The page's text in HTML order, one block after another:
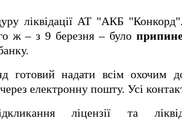
ліквідації АТ "АКБ
ж – з 9 березня – було
готовий надати всім охочим
електронну пошту. Усі
ліцензії та